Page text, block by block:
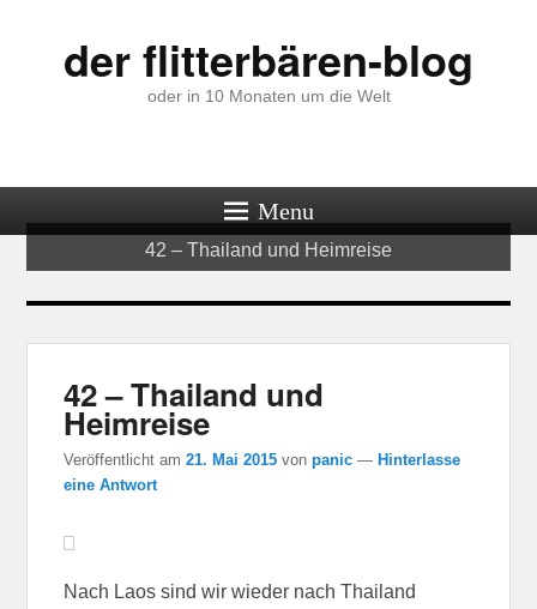
der flitterbären-blog
oder in 10 Monaten um die Welt
Menu
42 – Thailand und Heimreise
42 – Thailand und
Heimreise
Veröffentlicht am21. Mai 2015 vonpanic — Hinterlasse
eine Antwort
Nach Laos sind wir wieder nach Thailand